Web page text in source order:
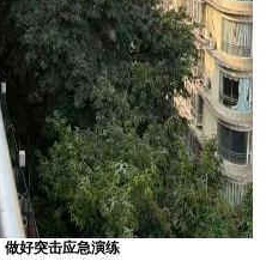
做好突击应急演练